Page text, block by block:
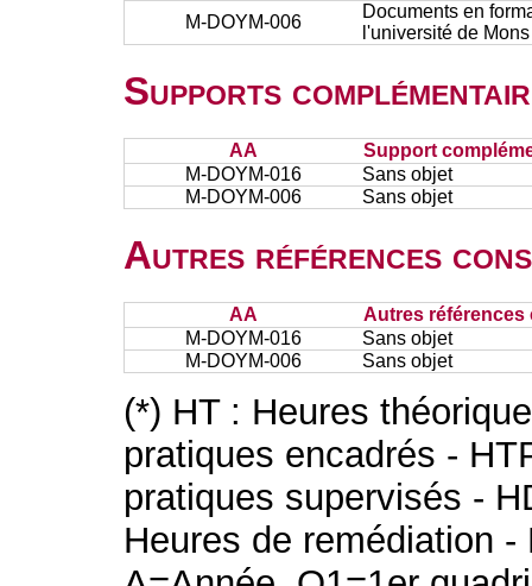
M-DOYM-006
Documents en
l'université de
Supports
AA
Support
M-DOYM-016
Sans objet
M-DOYM-006
Sans objet
Autres références
AA
Autres références
M-DOYM-016
Sans objet
M-DOYM-006
Sans objet
(*) HT : Heures
pratiques encadrés -
pratiques supervisés -
Heures de remédiation